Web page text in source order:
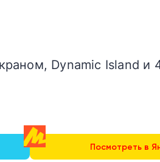
Dynamic Island
Посмотреть в